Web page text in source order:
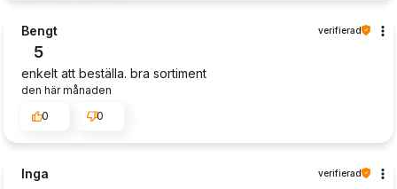
Bengt verifierad
5
enkelt att beställa. bra sortiment
den här månaden
0
0
Inga verifierad